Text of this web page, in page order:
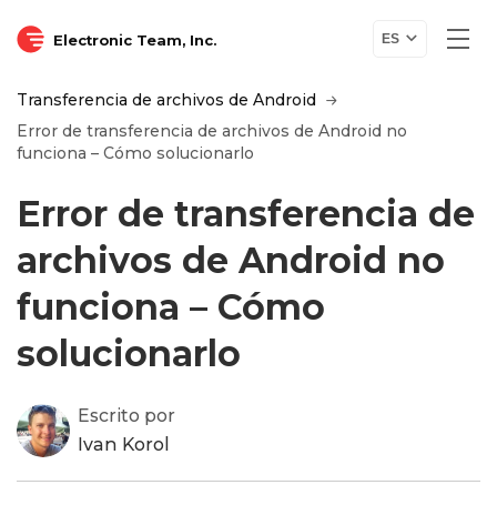
Electronic Team, Inc. ES
Transferencia de archivos de Android
Error de transferencia de archivos de Android no
funciona – Cómo solucionarlo
Error de transferencia de
archivos de Android no
funciona – Cómo
solucionarlo
Escrito por
Ivan Korol